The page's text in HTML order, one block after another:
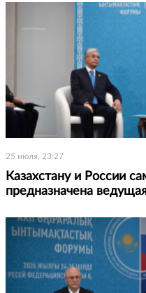
25 июля, 23:27
Казахстану и России
предназначена